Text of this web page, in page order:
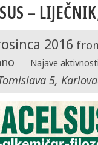
–
2016
Najave
5,